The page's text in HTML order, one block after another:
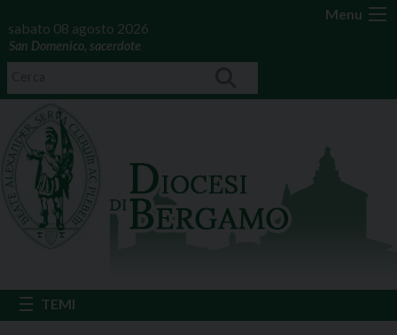
Menu
sabato 08 agosto 2026
San Domenico, sacerdote